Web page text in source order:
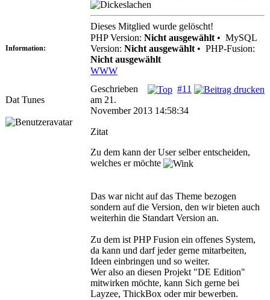
Dieses Mitglied wurde gelöscht!
Information:
PHP Version: Nicht ausgewählt • MySQL
Version: Nicht ausgewählt • PHP-Fusion:
Nicht ausgewählt
WWW
Dat Tunes
#11
Geschrieben
am 21.
November 2013 14:58:34
Zitat
Zu dem kann der User selber entscheiden,
welches er möchte
Das war nicht auf das Theme bezogen
sondern auf die Version, den wir bieten auch
weiterhin die Standart Version an.
Zu dem ist PHP Fusion ein offenes System,
da kann und darf jeder gerne mitarbeiten,
Ideen einbringen und so weiter.
Wer also an diesen Projekt "DE Edition"
mitwirken möchte, kann Sich gerne bei
Layzee, ThickBox oder mir bewerben.